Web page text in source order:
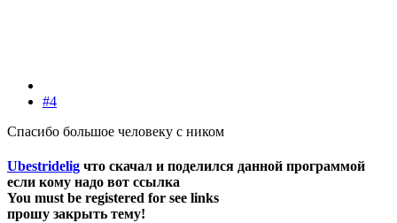
#4
Спасибо большое человеку с ником
Ubestridelig что скачал и поделился данной программой
если кому надо вот ссылка
You must be registered for see links
прошу закрыть тему!​